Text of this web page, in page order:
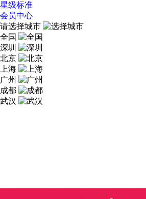
星级标准
会员中心
请选择城市
全国
深圳
北京
上海
广州
成都
武汉